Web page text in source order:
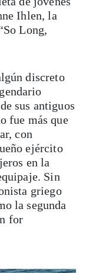
Ihlen, la
Long,
discreto
sus antiguos
fue más que
con
ejército
en la
Sin
griego
la segunda
for